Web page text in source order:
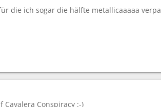
die ich sogar die hälfte metallicaaaaa
Conspiracy :-)